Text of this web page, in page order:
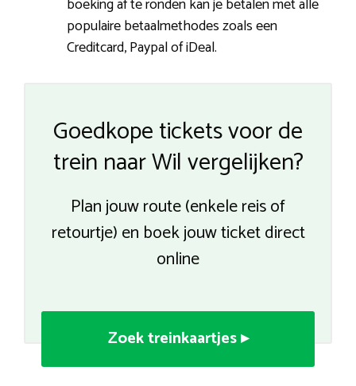
populaire betaalmethodes zoals een
Creditcard, Paypal of iDeal.
Goedkope tickets voor de
trein naar Wil vergelijken?
Plan jouw route (enkele reis of
retourtje) en boek jouw ticket direct
online
Zoek treinkaartjes ▸